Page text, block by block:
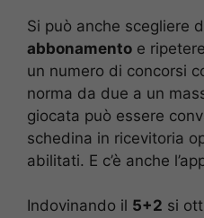
Si può anche scegliere
abbonamento e
un numero di concorsi
norma da due a un
giocata può essere
schedina in ricevitoria
abilitati. E c’è anche
Indovinando il 5+2 si